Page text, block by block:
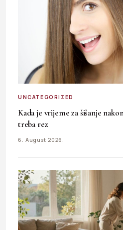
UNCATEGORIZED
Kada je vrijeme za šišanje
treba rez
6. August 2026.